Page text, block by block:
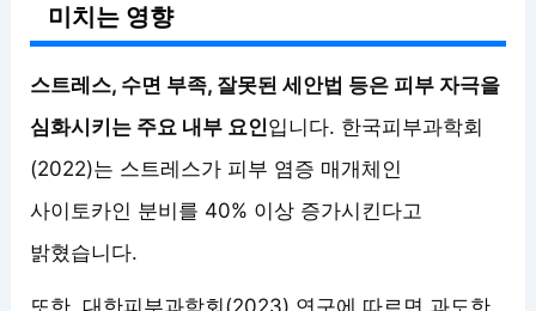
미치는 영향
스트레스, 수면 부족, 잘못된 세안법 등은 피부 자극을
심화시키는 주요 내부 요인입니다. 한국피부과학회
(2022)는 스트레스가 피부 염증 매개체인
사이토카인 분비를 40% 이상 증가시킨다고
밝혔습니다.
또한, 대한피부과학회(2023) 연구에 따르면 과도한